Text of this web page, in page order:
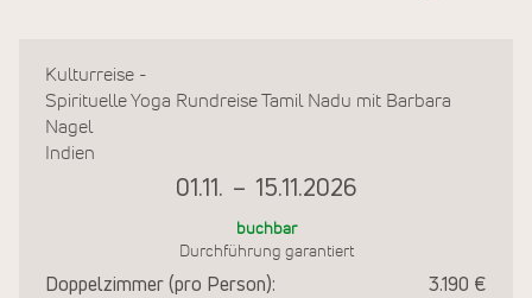
Kulturreise -
Spirituelle Yoga Rundreise Tamil Nadu mit Barbara
Nagel
Indien
01.11. – 15.11.2026
buchbar
Durchführung garantiert
Doppelzimmer (pro Person): 3.190 €